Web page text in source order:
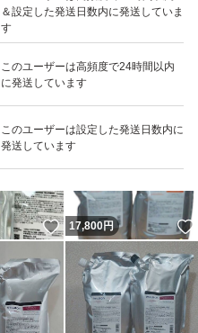
＆設定した発送日数内に発送していま
す
このユーザーは高頻度で24時間以内
に発送しています
このユーザーは設定した発送日数内に
発送しています
いいね！
12,900
いいね！
17,800円